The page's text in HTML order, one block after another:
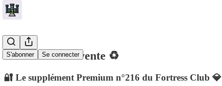
S'abonner Se connecter
🏰 0 achat & 1 vente ♻️
🔐 Le supplément Premium n°216 du Fortress Club 💎